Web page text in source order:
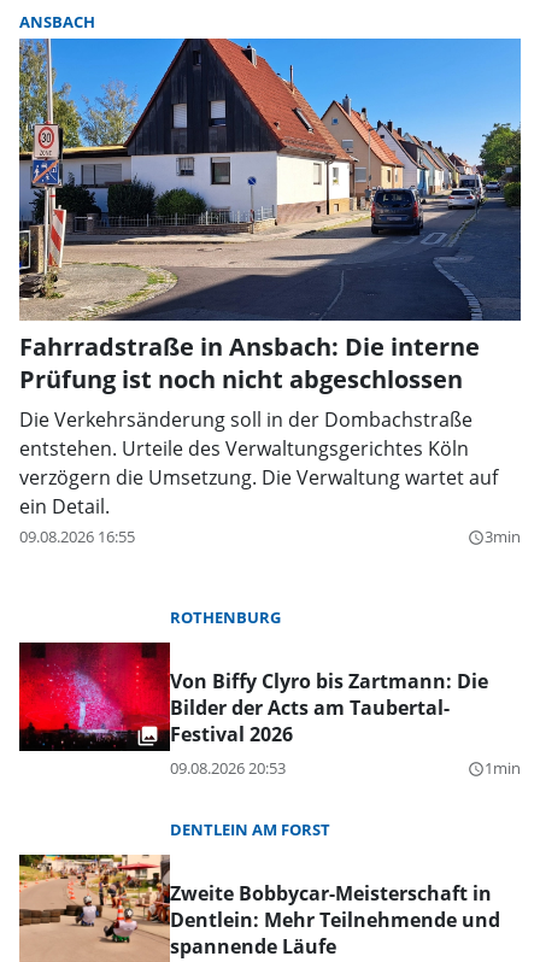
ANSBACH
Fahrradstraße in Ansbach: Die interne
Prüfung ist noch nicht abgeschlossen
Die Verkehrsänderung soll in der Dombachstraße
entstehen. Urteile des Verwaltungsgerichtes Köln
verzögern die Umsetzung. Die Verwaltung wartet auf
ein Detail.
09.08.2026 16:55 query_builder3min
ROTHENBURG
Von Biffy Clyro bis Zartmann: Die
Bilder der Acts am Taubertal-
Festival 2026
09.08.2026 20:53 query_builder1min
DENTLEIN AM FORST
Zweite Bobbycar-Meisterschaft in
Dentlein: Mehr Teilnehmende und
spannende Läufe